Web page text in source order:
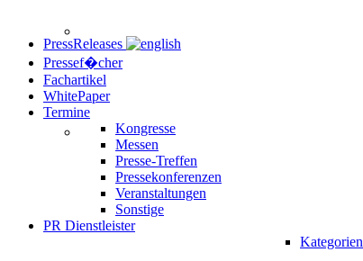
PressReleases
Pressef�cher
Fachartikel
WhitePaper
Termine
Kongresse
Messen
Presse-Treffen
Pressekonferenzen
Veranstaltungen
Sonstige
PR Dienstleister
Kategorien